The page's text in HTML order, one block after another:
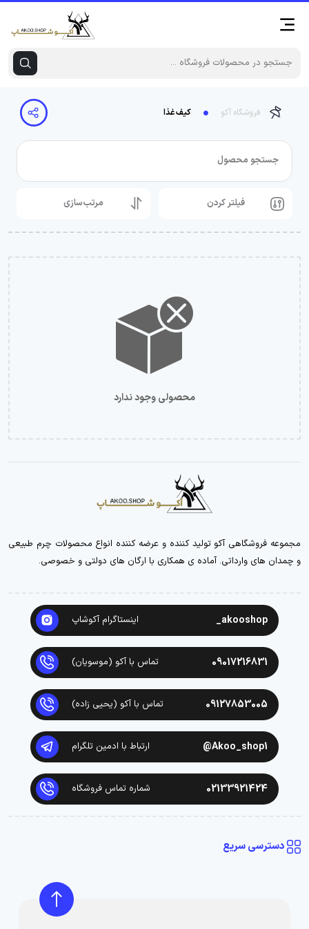
فروشگاه آکو کیف غذا
جستجو محصول
فیلتر کردن مرتب‌سازی
محصولی وجود ندارد
مجموعه فروشگاهی آکو تولید کننده و عرضه کننده انواع محصولات چرم طبیعی
و چمدان های وارداتی. آماده ی همکاری با ارگان های دولتی و خصوصی.
akooshop_ اینستاگرام آکوشاپ
09017216831 تماس با آکو (موسویان)
09127853005 تماس با آکو (یحیی زاده)
Akoo_shop1@ ارتباط با ادمین تلگرام
02133921424 شماره تماس فروشگاه
دسترسی سریع